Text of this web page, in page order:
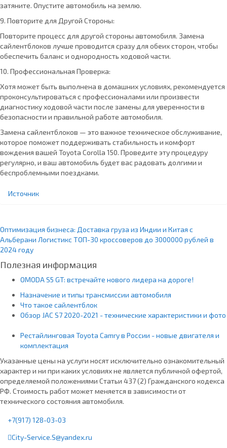
затяните. Опустите автомобиль на землю.
9. Повторите для Другой Стороны:
Повторите процесс для другой стороны автомобиля. Замена
сайлентблоков лучше проводится сразу для обеих сторон, чтобы
обеспечить баланс и однородность ходовой части.
10. Профессиональная Проверка:
Хотя может быть выполнена в домашних условиях, рекомендуется
проконсультироваться с профессионалами или произвести
диагностику ходовой части после замены для уверенности в
безопасности и правильной работе автомобиля.
Замена сайлентблоков — это важное техническое обслуживание,
которое поможет поддерживать стабильность и комфорт
вождения вашей Toyota Corolla 150. Проведите эту процедуру
регулярно, и ваш автомобиль будет вас радовать долгими и
беспроблемными поездками.
Источник
Оптимизация бизнеса: Доставка груза из Индии и Китая с
Альберани ЛогистиксТОП-30 кроссоверов до 3000000 рублей в
2024 году
Полезная информация
OMODA S5 GT: встречайте нового лидера на дороге!
Назначение и типы трансмиссии автомобиля
Что такое сайлентблок
Обзор JAC S7 2020-2021 - технические характеристики и фото
Рестайлинговая Toyota Camry в России - новые двигателя и
комплектация
Указанные цены на услуги носят исключительно ознакомительный
характер и ни при каких условиях не является публичной офертой,
определяемой положениями Статьи 437 (2) Гражданского кодекса
РФ. Стоимость работ может меняется в зависимости от
технического состояния автомобиля.
+7(917) 128-03-03
City-Service.S@yandex.ru